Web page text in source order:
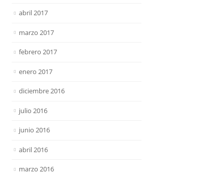
abril 2017
marzo 2017
febrero 2017
enero 2017
diciembre 2016
julio 2016
junio 2016
abril 2016
marzo 2016